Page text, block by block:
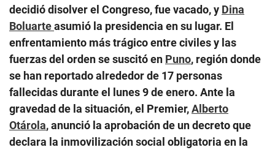
decidió disolver el Congreso, fue vacado, y Dina
Boluarteasumió la presidencia en su lugar. El
enfrentamiento más trágico entre civiles y las
fuerzas del orden se suscitó en Puno, región donde
se han reportado alrededor de 17 personas
fallecidas durante el lunes 9 de enero. Ante la
gravedad de la situación, el Premier,Alberto
Otárola, anunció la aprobación de un decreto que
declara la inmovilización social obligatoria en la